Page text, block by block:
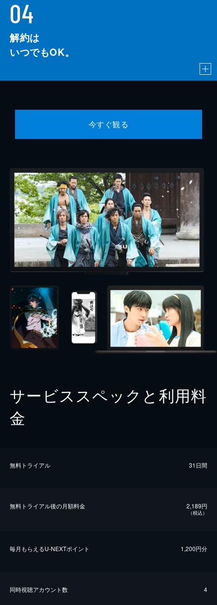
04
解約は
いつでもOK。
今すぐ観る
サービススペックと利用料
金
無料トライアル 31日間
無料トライアル後の⽉額料金 2,189円
（税込）
毎⽉もらえるU-NEXTポイント 1,200円分
同時視聴アカウント数 4